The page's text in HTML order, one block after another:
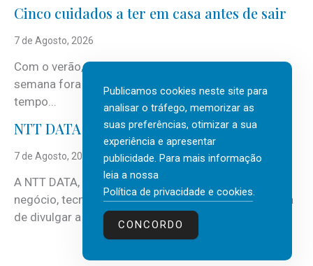
Cinco cuidados a ter em casa antes de sair
7 de Agosto, 2026
Com o verão, chegam também as férias, os fins-de-
semana fora e os dias em que a casa fica mais
tempo...
NTT DATA Insurtech Global Outlook 2026
7 de Agosto, 2026
A NTT DATA, consultora global em serviços de
negócio, tecnologia e inteligência artificial (IA), acaba
de divulgar a mais recente...
Publicamos cookies neste site para
analisar o tráfego, memorizar as
suas preferências, otimizar a sua
experiência e apresentar
publicidade. Para mais informação
leia a nossa
Política de privacidade e cookies.
CONCORDO